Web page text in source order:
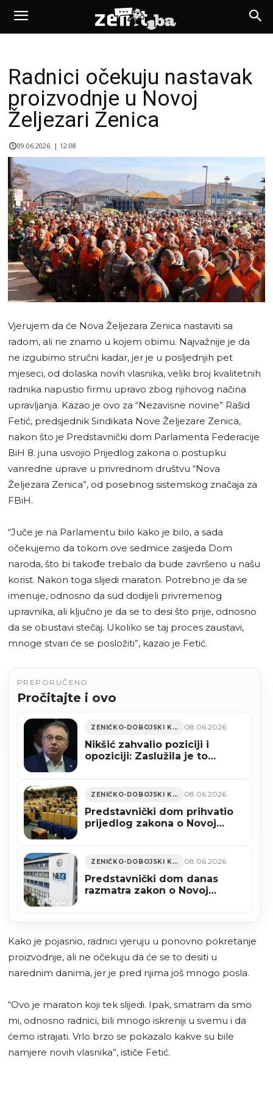
Radnici očekuju nastavak
proizvodnje u Novoj
Željezari Zenica
09.06.2026. | 12:08
Vjerujem da će Nova Željezara Zenica nastaviti sa
radom, ali ne znamo u kojem obimu. Najvažnije je da
ne izgubimo stručni kadar, jer je u posljednjih pet
mjeseci, od dolaska novih vlasnika, veliki broj kvalitetnih
radnika napustio firmu upravo zbog njihovog načina
upravljanja. Kazao je ovo za “Nezavisne novine” Rašid
Fetić, predsjednik Sindikata Nove Željezare Zenica,
nakon što je Predstavnički dom Parlamenta Federacije
BiH 8. juna usvojio Prijedlog zakona o postupku
vanredne uprave u privrednom društvu “Nova
Željezara Zenica”, od posebnog sistemskog značaja za
FBiH.
“Juče je na Parlamentu bilo kako je bilo, a sada
očekujemo da tokom ove sedmice zasjeda Dom
naroda, što bi takođe trebalo da bude završeno u našu
korist. Nakon toga slijedi maraton. Potrebno je da se
imenuje, odnosno da sud dodijeli privremenog
upravnika, ali ključno je da se to desi što prije, odnosno
da se obustavi stečaj. Ukoliko se taj proces zaustavi,
mnoge stvari će se posložiti”, kazao je Fetić.
PREPORUČENO
Pročitajte i ovo
ZENIČKO-DOBOJSKI KANTON 08.06.2026
Nikšić zahvalio poziciji i
opoziciji: Zaslužila je to
ZENIČKO-DOBOJSKI KANTON 08.06.2026
Predstavnički dom prihvatio
prijedlog zakona o Novoj
ZENIČKO-DOBOJSKI KANTON 08.06.2026
Predstavnički dom danas
razmatra zakon o Novoj
Kako je pojasnio, radnici vjeruju u ponovno pokretanje
proizvodnje, ali ne očekuju da će se to desiti u
narednim danima, jer je pred njima još mnogo posla.
“Ovo je maraton koji tek slijedi. Ipak, smatram da smo
mi, odnosno radnici, bili mnogo iskreniji u svemu i da
ćemo istrajati. Vrlo brzo se pokazalo kakve su bile
namjere novih vlasnika”, ističe Fetić.